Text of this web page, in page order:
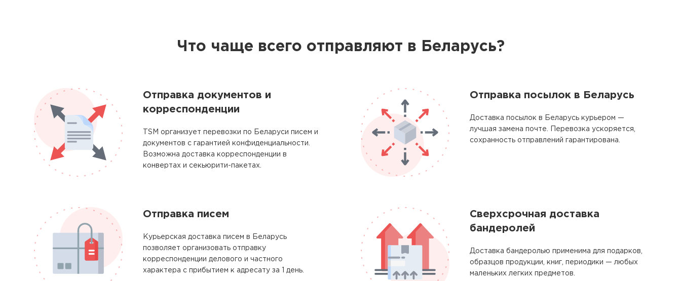
Что чаще всего отправляют в Беларусь?
Отправка документов и
корреспонденции
TSM организует перевозки по Беларуси писем и
документов с гарантией конфиденциальности.
Возможна доставка корреспонденции в
конвертах и секьюрити-пакетах.
Отправка посылок в Беларусь
Доставка посылок в Беларусь курьером —
лучшая замена почте. Перевозка ускоряется,
сохранность отправлений гарантирована.
Отправка писем
Курьерская доставка писем в Беларусь
позволяет организовать отправку
корреспонденции делового и частного
характера с прибытием к адресату за 1 день.
Сверхсрочная доставка
бандеролей
Доставка бандеролью применима для подарков,
образцов продукции, книг, периодики — любых
маленьких легких предметов.